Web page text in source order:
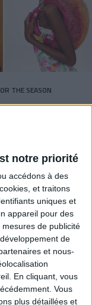
notre priorité
accédons à des
et traitons
uniques et
appareil pour des
de publicité
de
et nous-
En cliquant, vous
Vous
plus détaillées et
THE SEASON